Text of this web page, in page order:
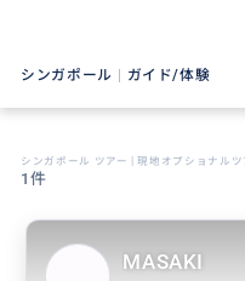
シンガポール ガイド/体験
シンガポール ツアー | 現地オプショナルツ
1件
MASAKI